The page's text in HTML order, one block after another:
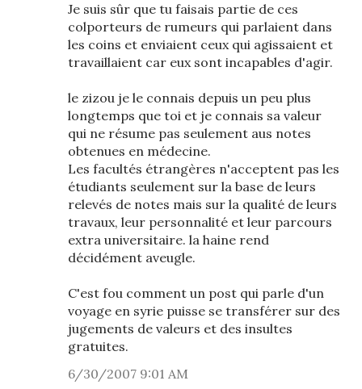
Je suis sûr que tu faisais partie de ces
colporteurs de rumeurs qui parlaient dans
les coins et enviaient ceux qui agissaient et
travaillaient car eux sont incapables d'agir.
le zizou je le connais depuis un peu plus
longtemps que toi et je connais sa valeur
qui ne résume pas seulement aus notes
obtenues en médecine.
Les facultés étrangères n'acceptent pas les
étudiants seulement sur la base de leurs
relevés de notes mais sur la qualité de leurs
travaux, leur personnalité et leur parcours
extra universitaire. la haine rend
décidément aveugle.
C'est fou comment un post qui parle d'un
voyage en syrie puisse se transférer sur des
jugements de valeurs et des insultes
gratuites.
6/30/2007 9:01 AM